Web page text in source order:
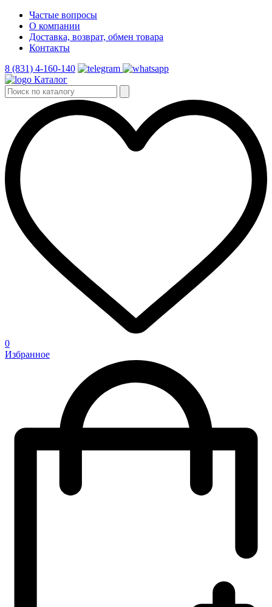
Частые вопросы
О компании
Доставка, возврат, обмен товара
Контакты
8 (831) 4-160-140
Каталог
0
Избранное